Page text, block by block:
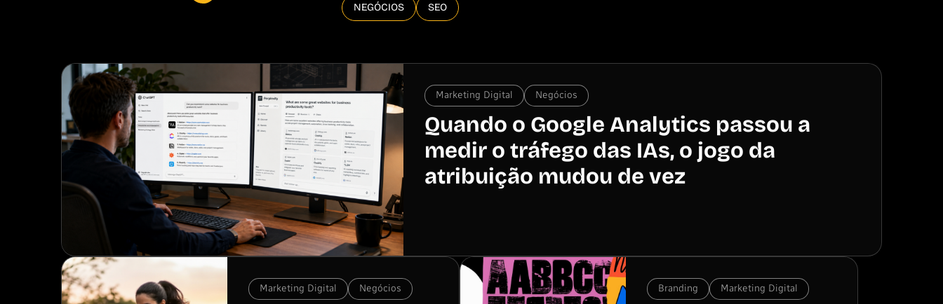
NEGÓCIOS SEO
Marketing Digital Negócios
Quando o Google Analytics passou a
medir o tráfego das IAs, o jogo da
atribuição mudou de vez
Marketing Digital Negócios Branding Marketing Digital